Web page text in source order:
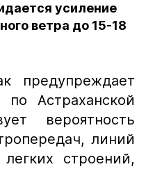
усиление
ветра до 15-18
предупреждает
Астраханской
вероятность
линий
строений,